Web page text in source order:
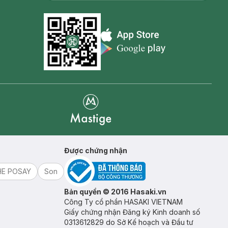
Appstore icon
POSAY
Son
Được chứng nhận
Bản quyền © 2016 Hasaki.vn
Công Ty cổ phần HASAKI VIETNAM
Giấy chứng nhận Đăng ký Kinh doanh số
0313612829 do Sở Kế hoạch và Đầu tư